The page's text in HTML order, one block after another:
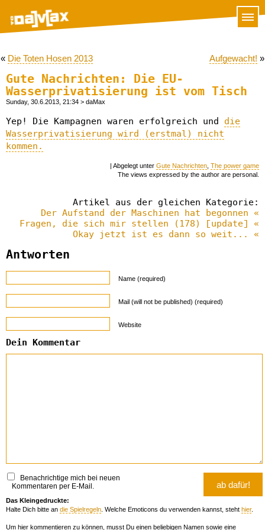
« Die Toten Hosen 2013 Aufgewacht! »
Gute Nachrichten: Die EU-
Wasserprivatisierung ist vom Tisch
Sunday, 30.6.2013, 21:34 > daMax
Yep! Die Kampagnen waren erfolgreich und die
Wasserprivatisierung wird (erstmal) nicht
kommen.
| Abgelegt unter Gute Nachrichten The power game
The views expressed by the author are personal.
Artikel aus der gleichen Kategorie:
Der Aufstand der Maschinen hat begonnen «
Fragen, die sich mir stellen (178) [update] «
Okay jetzt ist es dann so weit... «
Antworten
Name (required)
Mail (will not be published) (required)
Website
Dein Kommentar
Benachrichtige mich bei neuen
Kommentaren per E-Mail.
Das Kleingedruckte:
Halte Dich bitte an die Spielregeln . Welche Emoticons du verwenden kannst, steht hier.
Um hier kommentieren zu können, musst Du einen beliebigen Namen sowie eine